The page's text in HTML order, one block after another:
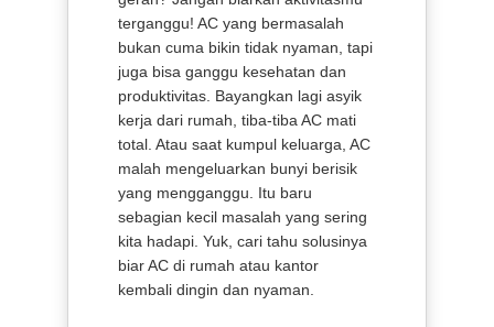
terganggu! AC yang bermasalah
bukan cuma bikin tidak nyaman, tapi
juga bisa ganggu kesehatan dan
produktivitas. Bayangkan lagi asyik
kerja dari rumah, tiba-tiba AC mati
total. Atau saat kumpul keluarga, AC
malah mengeluarkan bunyi berisik
yang mengganggu. Itu baru
sebagian kecil masalah yang sering
kita hadapi. Yuk, cari tahu solusinya
biar AC di rumah atau kantor
kembali dingin dan nyaman.